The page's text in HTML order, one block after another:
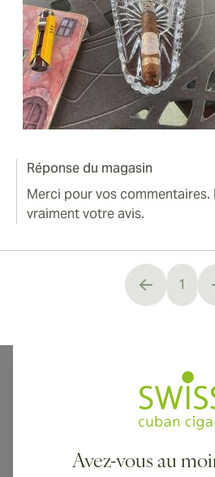
Réponse du magasin
Merci pour vos
vraiment votre avis.
1
Avez-vous au
Livraison internationale disponible vers